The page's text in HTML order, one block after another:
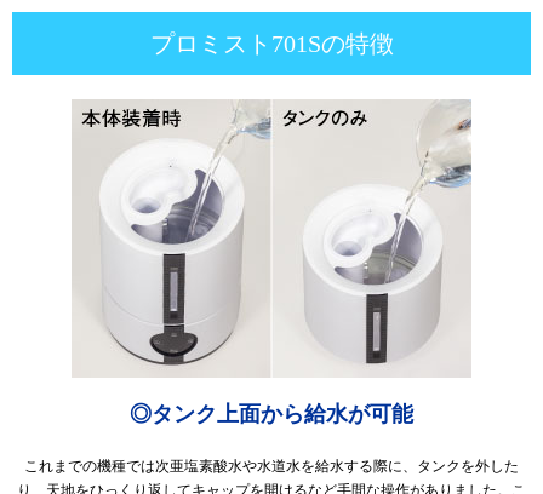
プロミスト701Sの特徴
◎タンク上面から給水が可能
これまでの機種では次亜塩素酸水や水道水を給水する際に、タンクを外した
り、天地をひっくり返してキャップを開けるなど手間な操作がありました。こ